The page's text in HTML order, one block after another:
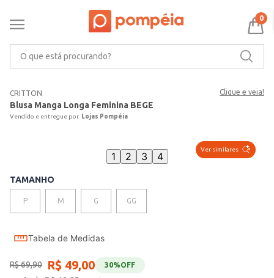
0
CRITTON Clique e veja!
Blusa Manga Longa Feminina BEGE
Lojas Pompéia
Ver similares
1 2 3 4
TAMANHO
P M G GG
Tabela de Medidas
R$69,90 R$ 49,00 30%OFF